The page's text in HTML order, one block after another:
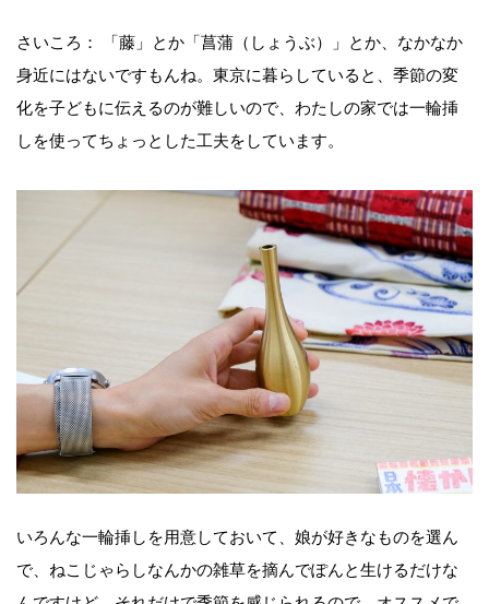
さいころ： 「藤」とか「菖蒲（しょうぶ）」とか、なかなか
身近にはないですもんね。東京に暮らしていると、季節の変
化を子どもに伝えるのが難しいので、わたしの家では一輪挿
しを使ってちょっとした工夫をしています。
いろんな一輪挿しを用意しておいて、娘が好きなものを選ん
で、ねこじゃらしなんかの雑草を摘んでぽんと生けるだけな